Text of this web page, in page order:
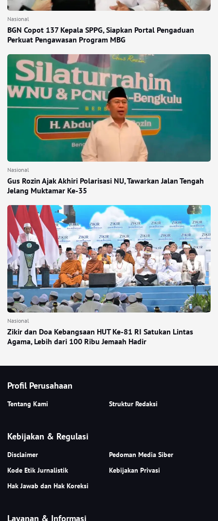
Nasional
BGN Copot 137 Kepala SPPG, Siapkan Portal Pengaduan
Perkuat Pengawasan Program MBG
Nasional
Gus Rozin Ajak Akhiri Polarisasi NU, Tawarkan Jalan Tengah
Jelang Muktamar Ke-35
Nasional
Zikir dan Doa Kebangsaan HUT Ke-81 RI Satukan Lintas
Agama, Lebih dari 100 Ribu Jemaah Hadir
Profil Perusahaan
Tentang Kami Struktur Redaksi
Kebijakan & Regulasi
Disclaimer
Pedoman Media Siber
Kode Etik Jurnalistik
Kebijakan Privasi
Hak Jawab dan Hak Koreksi
Layanan & Informasi